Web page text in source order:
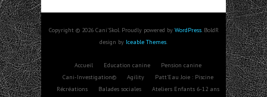
Copyright © 2026 Cani'Skol. Proudly powered by WordPress. BoldR
design by Iceable Themes.
Accueil Education canine
Pension canine
Cani-Investigation©
Agility
Patt’Eau Joie : Piscine
Récréations
Balades sociales Ateliers Enfants 6-12 ans